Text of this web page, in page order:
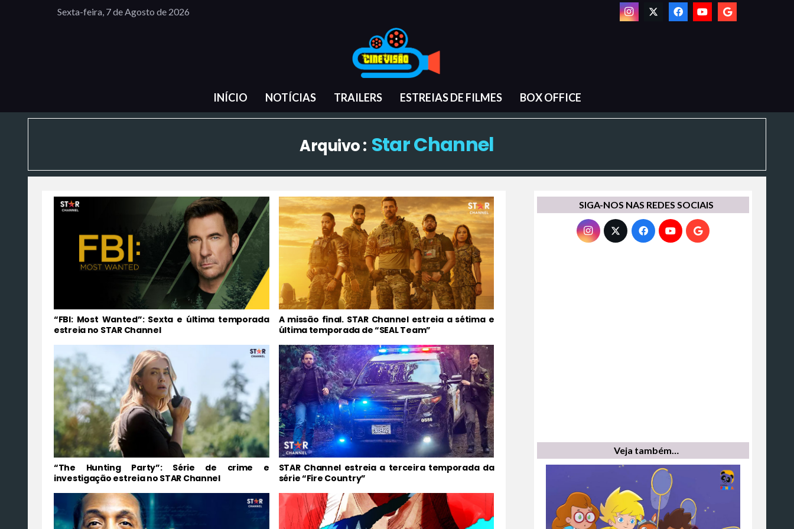
Sexta-feira, 7 de Agosto de 2026
INÍCIO NOTÍCIAS TRAILERS ESTREIAS DE FILMES BOX OFFICE
Arquivo : Star Channel
“FBI: Most Wanted”: Sexta e última temporada
estreia no STAR Channel
A missão final. STAR Channel estreia a sétima e
última temporada de “SEAL Team”
“The Hunting Party”: Série de crime e
investigação estreia no STAR Channel
STAR Channel estreia a terceira temporada da
série “Fire Country”
SIGA-NOS NAS REDES SOCIAIS
Veja também…